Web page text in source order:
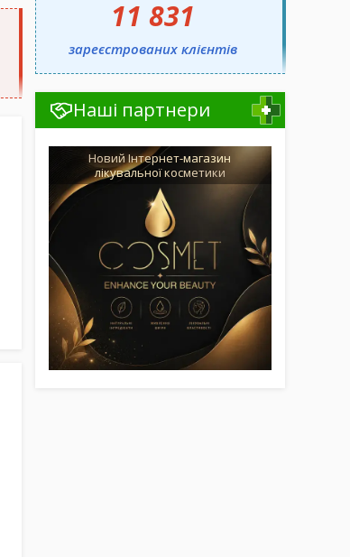
11 831
зареєстрованих клієнтів
Наші партнери
Новий Інтернет-магазин
лікувальної косметики